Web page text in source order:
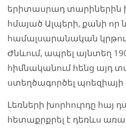
երիտասրադ տարիներին
հմայած Ալպերի, քանի որ
համալսարանական
Ժնևում, ապրել այնտեղ
հիմնականում հենց այդ
ստեղծագործել պոեզիայի
Լեռների խորհուրդը հայ
հետաքրքրել է դեռևս